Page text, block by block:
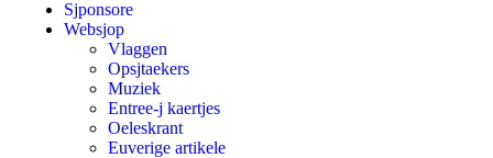
Sjponsore
Websjop
Vlaggen
Opsjtaekers
Muziek
Entree-j kaertjes
Oeleskrant
Euverige artikele